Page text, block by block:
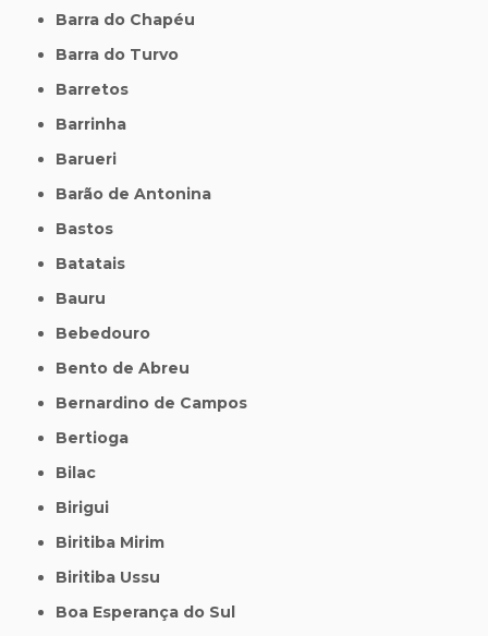
Barra do Chapéu
Barra do Turvo
Barretos
Barrinha
Barueri
Barão de Antonina
Bastos
Batatais
Bauru
Bebedouro
Bento de Abreu
Bernardino de Campos
Bertioga
Bilac
Birigui
Biritiba Mirim
Biritiba Ussu
Boa Esperança do Sul